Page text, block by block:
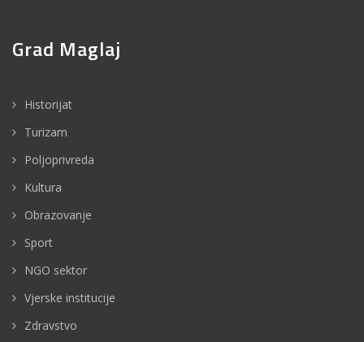
Grad Maglaj
Historijat
Turizam
Poljoprivreda
Kultura
Obrazovanje
Sport
NGO sektor
Vjerske institucije
Zdravstvo